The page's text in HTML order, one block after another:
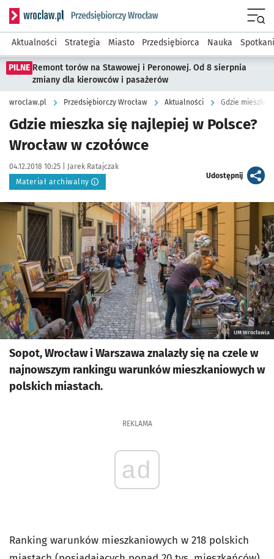
Serwis informacyjny wroclaw.pl podserwis: Strategia
Aktualności Strategia Miasto Przedsiębiorca Nauka
PILNE Remont torów na Stawowej i Peronowej. Od 8 sierpnia
zmiany dla kierowców i pasażerów
wroclaw.pl Przedsiębiorczy Wrocław Aktualności Gdzie mieszka
Gdzie mieszka się najlepiej w Polsce?
Wrocław w czołówce
Data publikacji:
04.12.2018 10:25 | Autor:
Jarek Ratajczak
Materiał archiwalny
Udostępnijartykuł
Kliknij, aby powiększyć
UM Wrocławia
Sopot, Wrocław i Warszawa znalazły się na czele w
najnowszym rankingu warunków mieszkaniowych w
polskich miastach.
REKLAMA
ad
Ranking warunków mieszkaniowych w 218 polskich